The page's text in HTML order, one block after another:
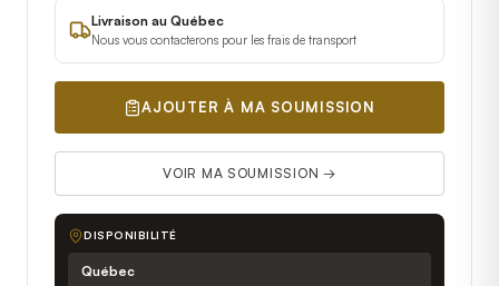
Livraison au Québec
Nous vous contacterons pour les frais de transport
AJOUTER À MA SOUMISSION
VOIR MA SOUMISSION →
DISPONIBILITÉ
Québec